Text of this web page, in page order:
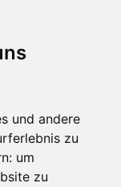
und andere
zu
um
zu